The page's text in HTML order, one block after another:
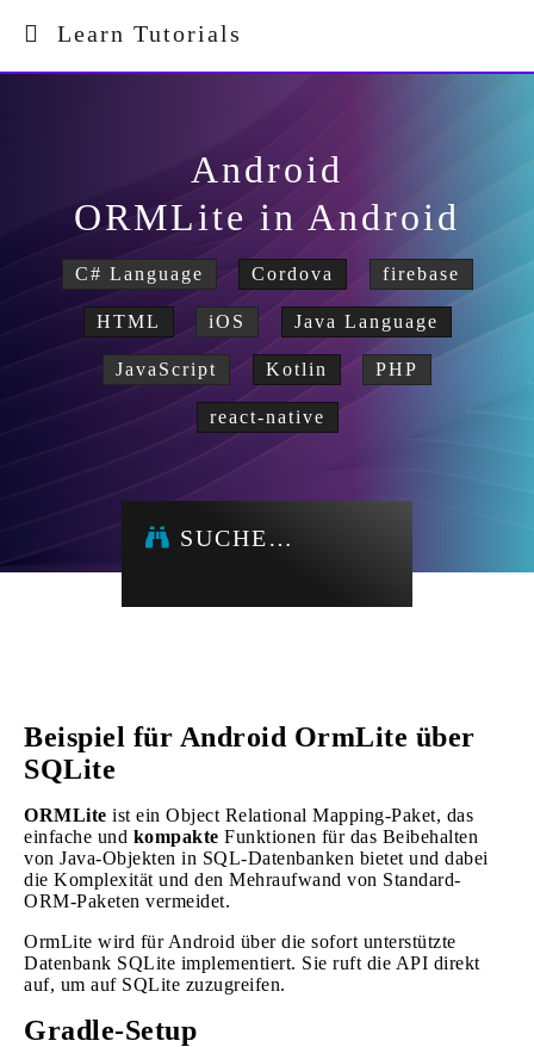
Learn Tutorials
Android
ORMLite in Android
C# Language Cordova firebase
HTML iOS Java Language
JavaScript Kotlin PHP
react-native
SUCHE…
Beispiel für Android OrmLite über
SQLite
ORMLite ist ein Object Relational Mapping-Paket, das
einfache und kompakte Funktionen für das Beibehalten
von Java-Objekten in SQL-Datenbanken bietet und dabei
die Komplexität und den Mehraufwand von Standard-
ORM-Paketen vermeidet.
OrmLite wird für Android über die sofort unterstützte
Datenbank SQLite implementiert. Sie ruft die API direkt
auf, um auf SQLite zuzugreifen.
Gradle-Setup